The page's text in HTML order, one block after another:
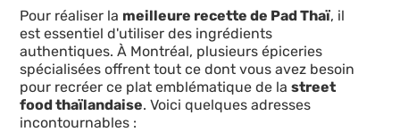
Pour réaliser la meilleure recette de Pad Thaï, il
est essentiel d'utiliser des ingrédients
authentiques. À Montréal, plusieurs épiceries
spécialisées offrent tout ce dont vous avez besoin
pour recréer ce plat emblématique de lastreet
food thaïlandaise. Voici quelques adresses
incontournables :